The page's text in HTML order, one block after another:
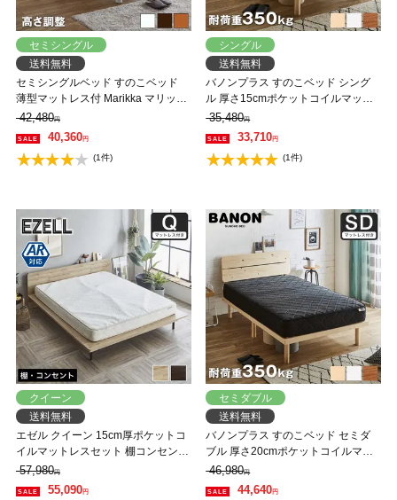
セミシングル
送料無料
セミシングルベッド すのこベッド
薄型マットレス付 Marikka マリッカ
タモ天然木 本棚付き 高さ3段階調節
可能 白 ホワイト ナチュラル 【大型
家具配送】
42,480円
40,360円
(1件)
シングル
送料無料
バノンプラス すのこベッド シング
ル 厚さ15cmポケットコイルマット
レスセット 木製 耐荷重350kg 組立
簡単 棚付き コンセント 高さ4段階
【大型家具配送】
35,480円
33,710円
(1件)
クイーン
送料無料
エゼル クイーン 15cm厚ポケットコ
イルマットレスセット 棚コンセント
付き 高さ２段階調整 すのこベッド
ステージベッド 脚付きベッド 【大
57,980円
55,090円
セミダブル
送料無料
バノンプラス すのこベッド セミダ
ブル 厚さ20cmポケットコイルマッ
トレスセット 木製 耐荷重350kg 組
立簡単 棚付き コンセント 高さ4段階
46,980円
44,640円